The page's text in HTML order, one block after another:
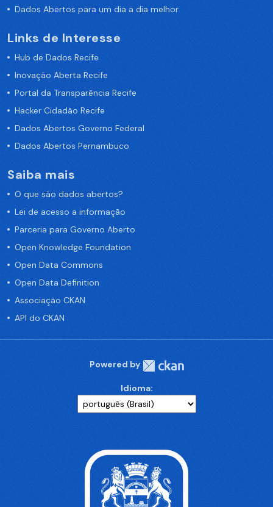
Dados Abertos para um dia a dia melhor
Links de Interesse
Hub de Dados Recife
Inovação Aberta Recife
Portal da Transparência Recife
Hacker Cidadão Recife
Dados Abertos Governo Federal
Dados Abertos Pernambuco
Saiba mais
O que são dados abertos?
Lei de acesso a informação
Parceria para Governo Aberto
Open Knowledge Foundation
Open Data Commons
Open Data Definition
Associação CKAN
API do CKAN
Powered by
Idioma